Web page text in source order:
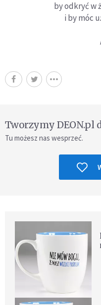
by odkryć w
i by móc
Tworzymy DEON.pl
Tu możesz nas wesprzeć.